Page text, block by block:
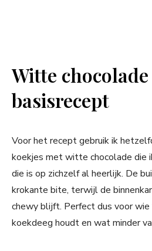
Witte
basisrecept
Voor het recept gebruik ik
koekjes met witte chocolade die
die is op zichzelf al heerlijk. De
krokante bite, terwijl de
chewy blijft. Perfect dus voor
koekdeeg houdt en wat minder